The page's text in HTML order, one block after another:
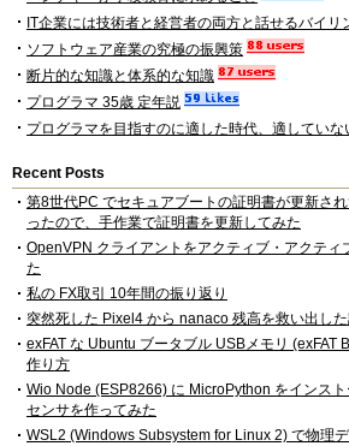
IT企業には技術者と経営者の両方と話せるバイリ
ソフトウェア産業の究極の振興策
断片的な知識と体系的な知識
プログラマ 35歳 定年説
プログラマを目指すのに適した時代、適していな
Recent Posts
第8世代PC でセキュアブートの証明書が更新さ
ったので、手作業で証明書を更新してみた
OpenVPN クライアントをアクティブ・アクティ
た
私の FX取引 10年間の振り返り
突然死した Pixel4 から nanaco 残高を救い出し
exFAT な Ubuntu ブータブル USBメモリ (exFAT
作り方
Wio Node (ESP8266) に MicroPython をインス
センサを作ってみた
WSL2 (Windows Subsystem for Linux 2) で物理